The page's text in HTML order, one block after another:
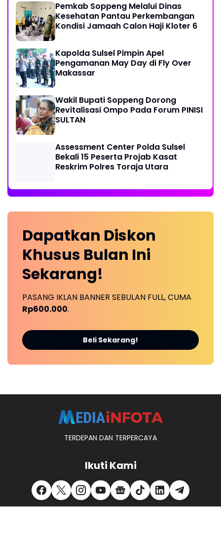
Pemkab Soppeng Melalui Dinas
Kesehatan Pantau Perkembangan
Kondisi Jamaah Calon Haji Kloter 6
Kapolda Sulsel Pimpin Apel
Pengamanan May Day di Fly Over
Makassar
Wakil Bupati Soppeng Dorong
Revitalisasi Ompo Pada Forum PINISI
SULTAN
Assessment Center Polda Sulsel
Bekali 15 Peserta Projab Kasat
Reskrim Polres Toraja Utara
Dapatkan Diskon
Khusus Bulan Ini
Sekarang!
PASANG IKLAN BANNER SEBULAN FULL, CUMA
Rp600.000.
Beli Sekarang!
TERDEPAN DAN TERPERCAYA
Ikuti Kami